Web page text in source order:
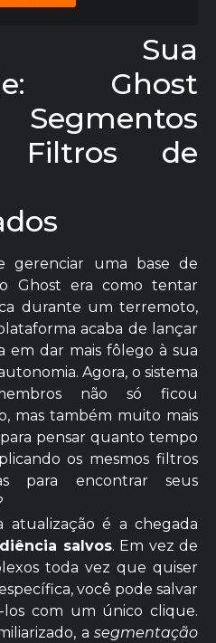
Sua
Ghost
Filtros de
gerenciar uma base de
Ghost era como tentar
durante um terremoto,
acaba de lançar
em dar mais fôlego à sua
Agora, o sistema
não só ficou
mas também muito mais
pensar quanto tempo
os mesmos filtros
para encontrar seus
atualização é a chegada
salvos. Em vez de
toda vez que quiser
você pode salvar
los com um único clique.
a segmentação